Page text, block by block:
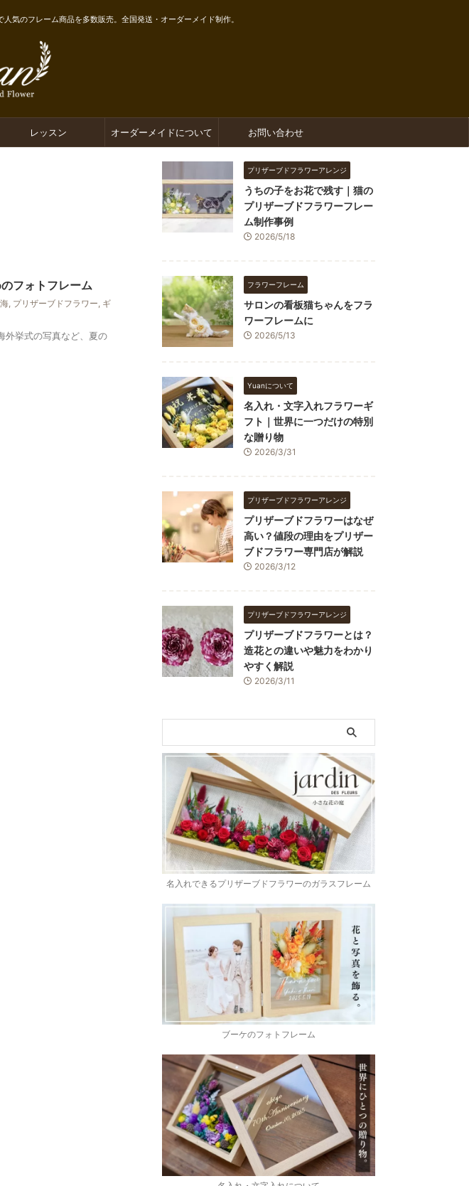
気のフレーム商品を多数販売。全国発送・オーダーメイド制作。
レッスン オーダーメイドについて お問い合わせ
フォトフレーム
海 プリザーブドフラワー ギ
外挙式の写真など、夏の
プリザーブドフラワーアレンジ
うちの子をお花で残す｜猫の
プリザーブドフラワーフレー
ム制作事例
2026/5/18
フラワーフレーム
サロンの看板猫ちゃんをフラ
ワーフレームに
2026/5/13
Yuanについて
名入れ・文字入れフラワーギ
フト｜世界に一つだけの特別
な贈り物
2026/3/31
プリザーブドフラワーアレンジ
プリザーブドフラワーはなぜ
高い？値段の理由をプリザー
ブドフラワー専門店が解説
2026/3/12
プリザーブドフラワーアレンジ
プリザーブドフラワーとは？
造花との違いや魅力をわかり
やすく解説
2026/3/11
名入れできるプリザーブドフラワーのガラスフレーム
ブーケのフォトフレーム